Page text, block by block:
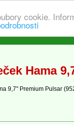
cookie.
Hama
9,7" Premium Pulsar